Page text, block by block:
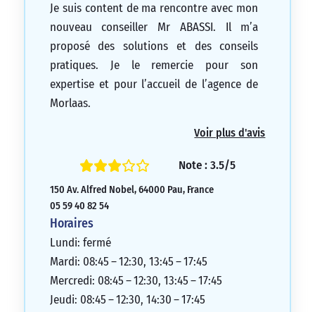
Je suis content de ma rencontre avec mon
nouveau conseiller Mr ABASSI. Il m’a
proposé des solutions et des conseils
pratiques. Je le remercie pour son
expertise et pour l’accueil de l’agence de
Morlaas.
Voir plus d'avis
Note : 3.5/5
150 Av. Alfred Nobel, 64000 Pau, France
05 59 40 82 54
Horaires
Lundi: fermé
Mardi: 08:45 – 12:30, 13:45 – 17:45
Mercredi: 08:45 – 12:30, 13:45 – 17:45
Jeudi: 08:45 – 12:30, 14:30 – 17:45